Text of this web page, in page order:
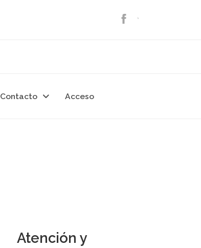
Contacto Acceso
Atención y